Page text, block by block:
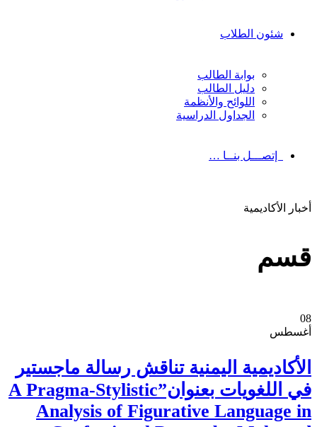
شئون الطلاب
بوابة الطالب
دليل الطالب
اللوائح والأنظمة
الجداول الدراسية
إتصـــل بنــا …
أخبار الأكاديمية
قسم
08
أغسطس
الأكاديمية اليمنية تناقش رسالة ماجستير
في اللغويات بعنوان”A Pragma-Stylistic
Analysis of Figurative Language in